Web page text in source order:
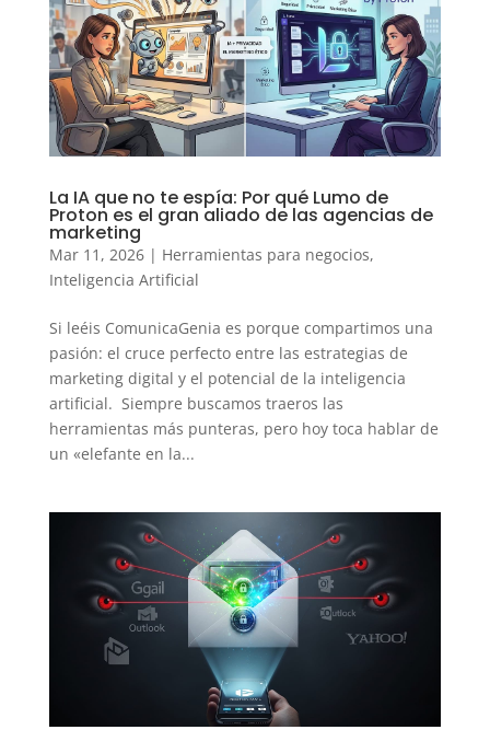
La IA que no te espía: Por qué Lumo de
Proton es el gran aliado de las agencias de
marketing
Mar 11, 2026| Herramientas para negocios,
Inteligencia Artificial
Si leéis ComunicaGenia es porque compartimos una
pasión: el cruce perfecto entre las estrategias de
marketing digital y el potencial de la inteligencia
artificial. Siempre buscamos traeros las
herramientas más punteras, pero hoy toca hablar de
un «elefante en la...